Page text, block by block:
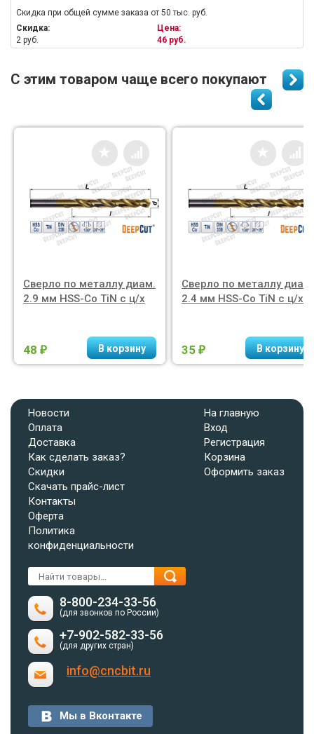
Скидка при общей сумме заказа от 50 тыс. руб.
Скидка:
2 руб.
Цена:
46 руб.
С этим товаром чаще всего покупают
Сверло по металлу диам.
2.9 мм HSS-Co TiN с ц/х
48 ₽
Сверло по металлу диам.
2.4 мм HSS-Co TiN с ц/х
35 ₽
Новости
Оплата
Доставка
Как сделать заказ?
Скидки
Скачать прайс-лист
Контакты
Оферта
Политика
конфиденциальности
На главную
Вход
Регистрация
Корзина
Оформить заказ
8-800-234-33-56
(для звонков по России)
+7-902-582-33-56
(для других стран)
info@cncbit.ru
Мы в Вконтакте